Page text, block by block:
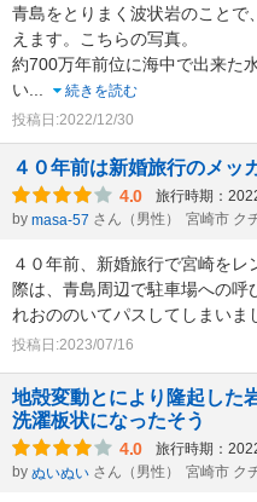
青島をとりまく波状岩のことで
えます。こちらの写真。
約700万年前位に海中で出来た
い
続きを読む
投稿日:2022/12/30
４０年前は新婚旅行のメッ
4.0 旅行時期：
by masa-57 さん（男性） 宮崎市 ク
４０年前、新婚旅行で宮崎をレ
際は、青島周辺で駐車場への呼
れおののいてパスしてしまいま
投稿日:2023/07/16
地殻変動とにより隆起した
洗濯板状になったそう
4.0 旅行時期：
by ぬいぬい さん（男性） 宮崎市 ク